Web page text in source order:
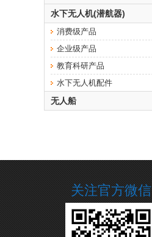
水下无人机(潜航器)
消费级产品
企业级产品
教育科研产品
水下无人机配件
无人船
关注官方微信